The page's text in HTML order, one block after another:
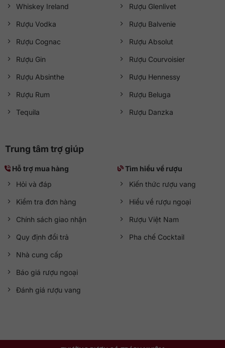
Whiskey Ireland
Rượu Vodka
Rượu Cognac
Rượu Gin
Rượu Absinthe
Rượu Rum
Tequila
Rượu Glenlivet
Rượu Balvenie
Rượu Absolut
Rượu Courvoisier
Rượu Hennessy
Rượu Beluga
Rượu Danzka
Trung tâm trợ giúp
Hỗ trợ mua hàng
Hỏi và đáp
Kiểm tra đơn hàng
Chính sách giao nhận
Quy định đổi trả
Nhà cung cấp
Báo giá rượu ngoại
Đánh giá rượu vang
Tìm hiểu về rượu
Kiến thức rượu vang
Hiểu về rượu ngoại
Rượu Việt Nam
Pha chế Cocktail